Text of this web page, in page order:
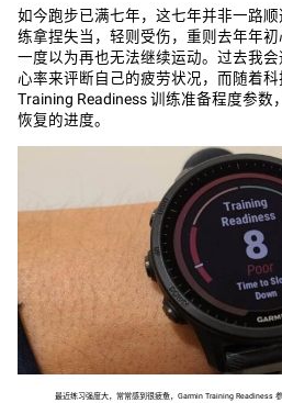
如今跑步已满七年，这七年并非一路
练拿捏失当，轻则受伤，重则去年年
一度以为再也无法继续运动。过去我
心率来评断自己的疲劳状况，而随着
Training Readiness 训练准备程度参数
恢复的进度。
最近练习强度大，常常感到很疲惫，Garmin Training Readiness